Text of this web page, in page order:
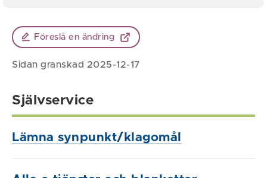
Föreslå en ändring
Sidan granskad 2025-12-17
Självservice
Lämna synpunkt/klagomål